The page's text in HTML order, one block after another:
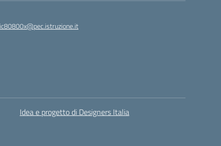
Idea e progetto di Designers Italia